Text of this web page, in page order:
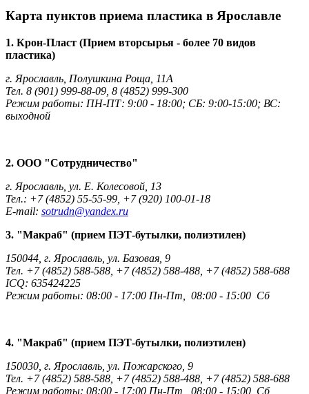
Карта пунктов приема пластика в Ярославле
1. Крон-Пласт (Прием вторсырья - более 70 видов
пластика)
г. Ярославль, Полушкина Роща, 11А
Тел. 8 (901) 999-88-09, 8 (4852) 999-300
Режим работы: ПН-ПТ: 9:00 - 18:00; СБ: 9:00-15:00; ВС:
выходной
2. ООО "Сотрудничество"
г. Ярославль, ул. Е. Колесовой, 13
Тел.: +7 (4852) 55-55-99, +7 (920) 100-01-18
E-mail: sotrudn@yandex.ru
3. "Макраб" (прием ПЭТ-бутылки, полиэтилен)
150044, г. Ярославль, ул. Базовая, 9
Тел. +7 (4852) 588-588, +7 (4852) 588-488, +7 (4852) 588-688
ICQ: 635424225
Режим работы: 08:00 - 17:00 Пн-Пт, 08:00 - 15:00 Сб
4. "Макраб" (прием ПЭТ-бутылки, полиэтилен)
150030, г. Ярославль, ул. Пожарского, 9
Тел. +7 (4852) 588-588, +7 (4852) 588-488, +7 (4852) 588-688
Режим работы: 08:00 - 17:00 Пн-Пт, 08:00 - 15:00 Сб